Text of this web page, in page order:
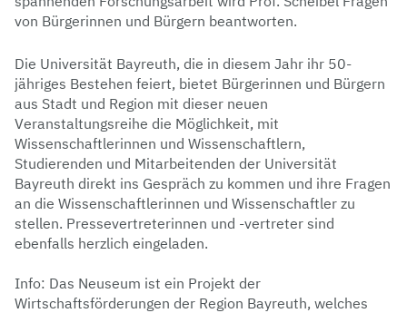
von Bürgerinnen und Bürgern beantworten.
Die Universität Bayreuth, die in diesem Jahr ihr 50-
jähriges Bestehen feiert, bietet Bürgerinnen und Bürgern
aus Stadt und Region mit dieser neuen
Veranstaltungsreihe die Möglichkeit, mit
Wissenschaftlerinnen und Wissenschaftlern,
Studierenden und Mitarbeitenden der Universität
Bayreuth direkt ins Gespräch zu kommen und ihre Fragen
an die Wissenschaftlerinnen und Wissenschaftler zu
stellen. Pressevertreterinnen und -vertreter sind
ebenfalls herzlich eingeladen.
Info: Das Neuseum ist ein Projekt der
Wirtschaftsförderungen der Region Bayreuth, welches